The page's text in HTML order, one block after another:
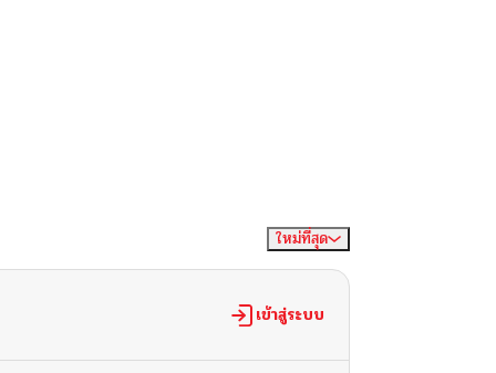
ใหม่ที่สุด
เข้าสู่ระบบ